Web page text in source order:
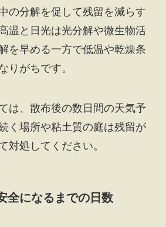
の分解を促して残留を減らす
温と日光は光分解や微生物活
を早める一方で低温や乾燥条
りがちです。
は、散布後の数日間の天気予
く場所や粘土質の庭は残留が
対処してください。
全になるまでの日数